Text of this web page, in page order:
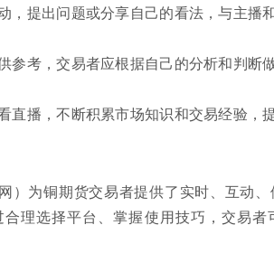
，提出问题或分享自己的看法，与主播
参考，交易者应根据自己的分析和判断
直播，不断积累市场知识和交易经验，
）为铜期货交易者提供了实时、互动
理选择平台、掌握使用技巧，交易者